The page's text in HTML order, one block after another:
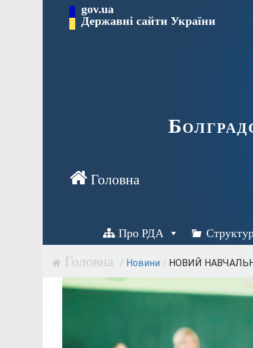
Перейти gov.ua
Державні сайти України
Про РДА
/ Новини / НОВИЙ